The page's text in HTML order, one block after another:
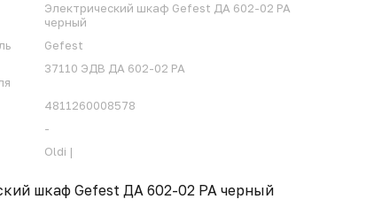
Электрический шкаф Gefest ДА 602-02 РА
черный
Gefest
37110 ЭДВ ДА 602-02 РА
4811260008578
-
Oldi |
шкаф Gefest ДА 602-02 РА черный